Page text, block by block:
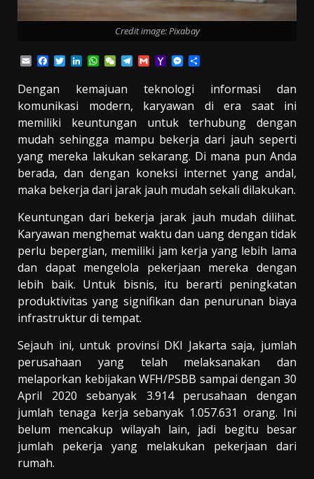
Credit image: Pixabay
EmailFacebook
TwitterLinkedIn
WhatsApp
WeChatTelegram
GmailYahooMessenger
Dengan kemajuan teknologi informasi dan
komunikasi modern, karyawan di era saat ini
memiliki keuntungan untuk terhubung dengan
mudah sehingga mampu bekerja dari jauh seperti
yang mereka lakukan sekarang. Di mana pun Anda
berada, dan dengan koneksi internet yang andal,
maka bekerja dari jarak jauh mudah sekali dilakukan.
Keuntungan dari bekerja jarak jauh mudah dilihat.
Karyawan menghemat waktu dan uang dengan tidak
perlu bepergian, memiliki jam kerja yang lebih lama
dan dapat mengelola pekerjaan mereka dengan
lebih baik. Untuk bisnis, itu berarti peningkatan
produktivitas yang signifikan dan penurunan biaya
infrastruktur di tempat.
Sejauh ini, untuk provinsi DKI Jakarta saja, jumlah
perusahaan yang telah melaksanakan dan
melaporkan kebijakan WFH/PSBB sampai dengan 30
April 2020 sebanyak 3.914 perusahaan dengan
jumlah tenaga kerja sebanyak 1.057.631 orang. Ini
belum mencakup wilayah lain, jadi begitu besar
jumlah pekerja yang melakukan pekerjaan dari
rumah.